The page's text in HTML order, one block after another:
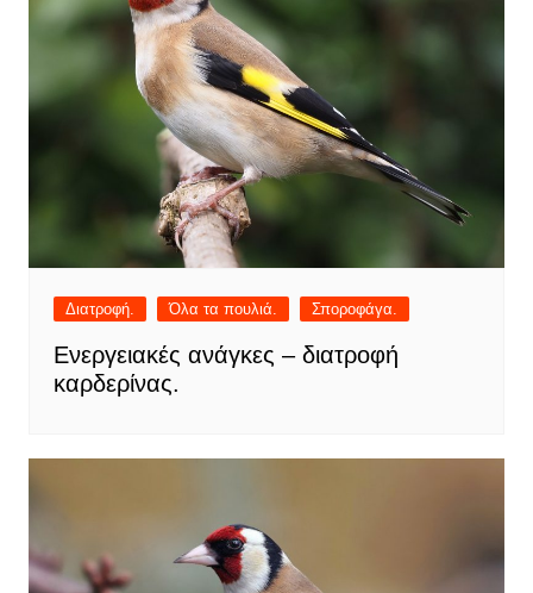
Διατροφή. Όλα τα πουλιά. Σποροφάγα.
Ενεργειακές ανάγκες – διατροφή
καρδερίνας.